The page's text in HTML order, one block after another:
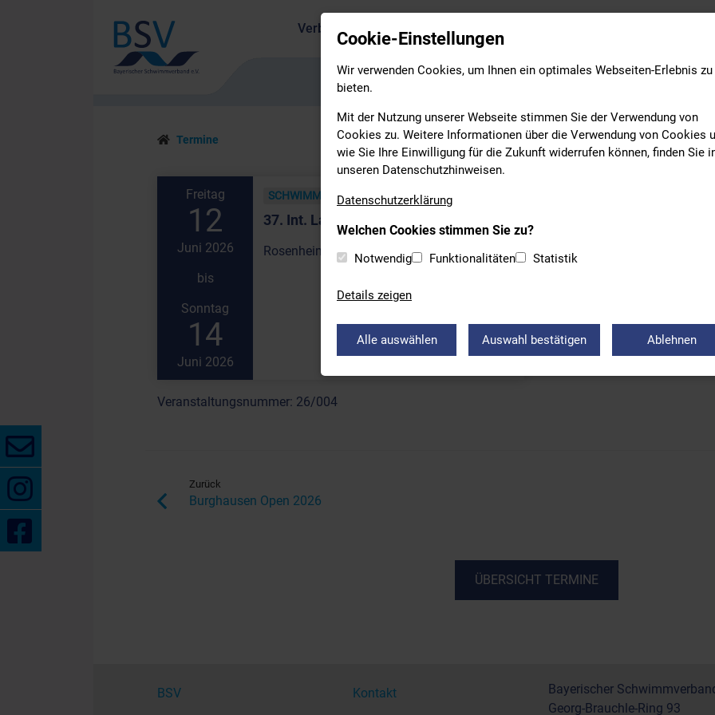
Verband Leistungs- & Wettkampfsport
Termine
Freitag
12
Juni 2026
bis
Sonntag
14
Juni 2026
SCHWIMMEN
37. Int. Langstreckenschwimmen
Rosenheim | Verein | TSV 1860 Rosenheim
Veranstaltungsnummer: 26/004
Zurück
Burghausen Open 2026
ÜBERSICHT TERMINE
BSV
Kontakt
Bayerischer
Georg-Brauchle-Ring 93
Cookie-Einstellungen
Wir verwenden Cookies, um Ihnen ein optimales Webseiten-Erlebnis zu
bieten.
Mit der Nutzung unserer Webseite stimmen Sie der Verwendung von
Cookies zu. Weitere Informationen über die Verwendung von Cookies
wie Sie Ihre Einwilligung für die Zukunft widerrufen können, finden Sie
unseren Datenschutzhinweisen.
Datenschutzerklärung
Welchen Cookies stimmen Sie zu?
Notwendig Funktionalitäten Statistik
Details zeigen
Alle auswählen Auswahl bestätigen Ablehnen